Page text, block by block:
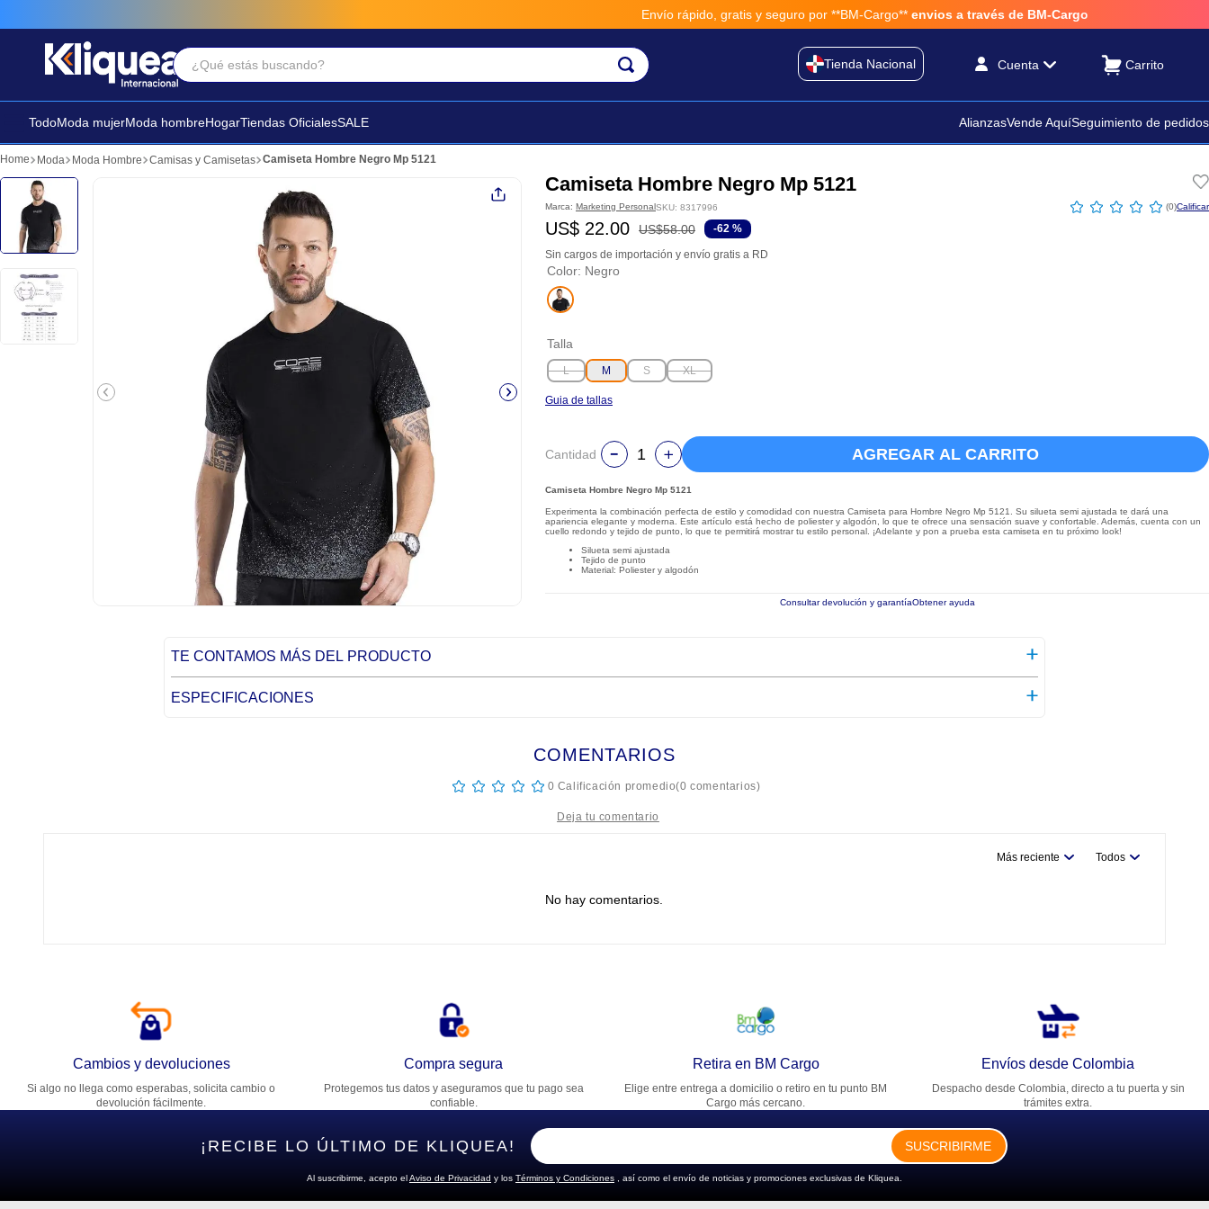
Envío rápido, gratis y seguro por **BM-Cargo** envios a través de BM-Cargo
¿Qué estás buscando?
Tienda Nacional Cuenta
TodoModa mujerModa hombreHogarTiendas OficialesSALE AlianzasVende AquíSeguimiento de pedidos
Moda Moda Hombre Camisas y Camisetas Camiseta Hombre Negro Mp 5121
Camiseta Hombre Negro Mp 5121
Marca: Marketing PersonalSKU: 8317996 ☆ ☆ ☆ ☆ ☆ (0)
US$ 22.00 US$58.00 -62 %
Sin cargos de importación y envío gratis a RD
Color: Negro
Talla
L M S XL
Guia de tallas
Cantidad AGREGAR AL CARRITO
Camiseta Hombre Negro Mp 5121
Experimenta la combinación perfecta de estilo y comodidad con nuestra Camiseta para Hombre Negro Mp 5121. Su silueta semi ajustada te dará una
apariencia elegante y moderna. Este artículo está hecho de poliester y algodón, lo que te ofrece una sensación suave y confortable. Además, cuenta con un
cuello redondo y tejido de punto, lo que te permitirá mostrar tu estilo personal. ¡Adelante y pon a prueba esta camiseta en tu próximo look!
Silueta semi ajustada
Tejido de punto
Material: Poliester y algodón
Consultar devolución y garantíaObtener ayuda
TE CONTAMOS MÁS DEL PRODUCTO
ESPECIFICACIONES
COMENTARIOS
☆ ☆ ☆ ☆ ☆ 0 Calificación promedio(0 comentarios)
Dirección de email
Escribe un comentario
Más reciente Todos
No hay comentarios.
Cambios y devoluciones
Si algo no llega como esperabas, solicita cambio o
devolución fácilmente.
Compra segura
Protegemos tus datos y aseguramos que tu pago sea
confiable.
Retira en BM Cargo
Elige entre entrega a domicilio o retiro en tu punto BM
Cargo más cercano.
Envíos desde Colombia
Despacho desde Colombia, directo a tu puerta y sin
trámites extra.
¡RECIBE LO ÚLTIMO DE KLIQUEA! SUSCRIBIRME
Al suscribirme, acepto elAviso de Privacidad y los Términos y Condiciones , así como el envío de noticias y promociones exclusivas de Kliquea.
Términos Más Buscados
2. futbol